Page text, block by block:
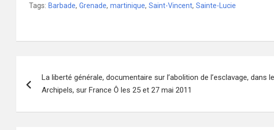
Tags: Barbade, Grenade, martinique, Saint-Vincent, Sainte-Lucie
de
l’article
La liberté générale, documentaire sur l’abolition de l’esclavage, dans
Archipels, sur France Ô les 25 et 27 mai 2011